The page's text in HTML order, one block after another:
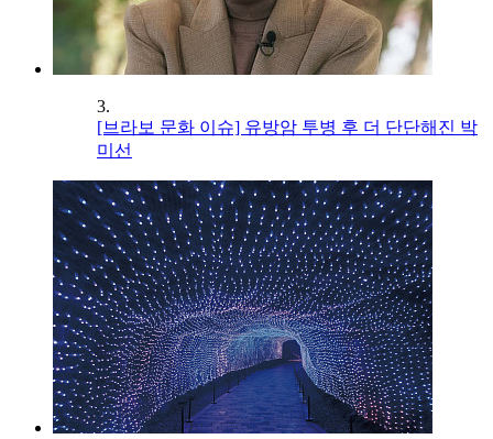
3.
[브라보 문화 이슈] 유방암 투병 후 더 단단해진 박
미선